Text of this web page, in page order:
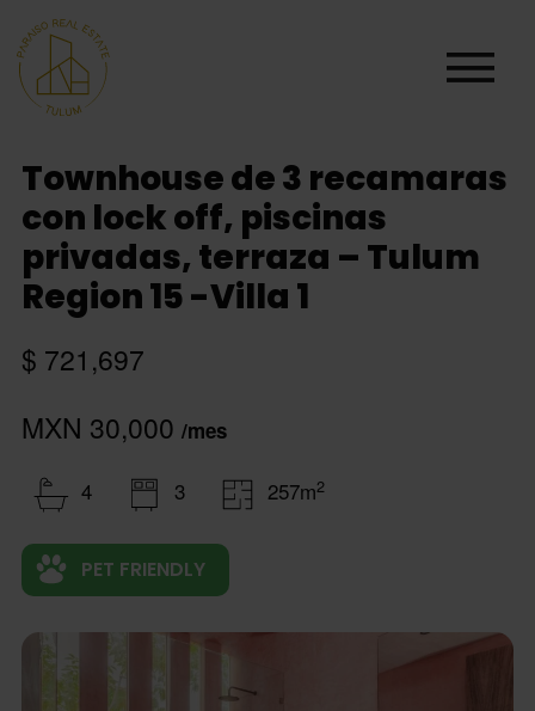
Townhouse de 3 recamaras
con lock off, piscinas
privadas, terraza – Tulum
Region 15 -Villa 1
$ 721,697
MXN 30,000 /mes
4 3 257m2
PET FRIENDLY